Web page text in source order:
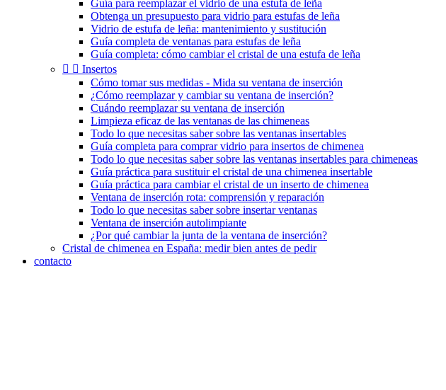
Guía para reemplazar el vidrio de una estufa de leña
Obtenga un presupuesto para vidrio para estufas de leña
Vidrio de estufa de leña: mantenimiento y sustitución
Guía completa de ventanas para estufas de leña
Guía completa: cómo cambiar el cristal de una estufa de leña
  Insertos
Cómo tomar sus medidas - Mida su ventana de inserción
¿Cómo reemplazar y cambiar su ventana de inserción?
Cuándo reemplazar su ventana de inserción
Limpieza eficaz de las ventanas de las chimeneas
Todo lo que necesitas saber sobre las ventanas insertables
Guía completa para comprar vidrio para insertos de chimenea
Todo lo que necesitas saber sobre las ventanas insertables para chimeneas
Guía práctica para sustituir el cristal de una chimenea insertable
Guía práctica para cambiar el cristal de un inserto de chimenea
Ventana de inserción rota: comprensión y reparación
Todo lo que necesitas saber sobre insertar ventanas
Ventana de inserción autolimpiante
¿Por qué cambiar la junta de la ventana de inserción?
Cristal de chimenea en España: medir bien antes de pedir
contacto